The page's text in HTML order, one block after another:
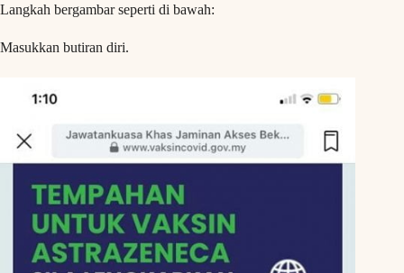
Langkah bergambar seperti di bawah:
Masukkan butiran diri.